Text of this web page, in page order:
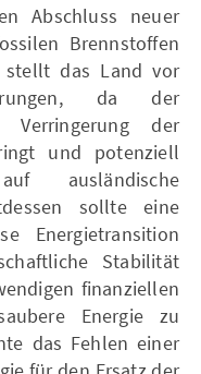
Abschluss neuer
Brennstoffen
stellt das Land vor
da der
Verringerung der
und potenziell
ausländische
sollte eine
Energietransition
Stabilität
finanziellen
Energie zu
das Fehlen einer